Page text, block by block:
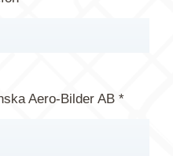
Aero-Bilder AB *